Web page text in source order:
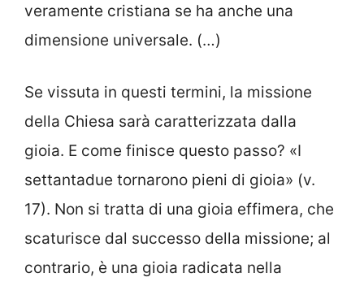
veramente cristiana se ha anche una
dimensione universale. (…)
Se vissuta in questi termini, la missione
della Chiesa sarà caratterizzata dalla
gioia. E come finisce questo passo? «I
settantadue tornarono pieni di gioia» (v.
17). Non si tratta di una gioia effimera, che
scaturisce dal successo della missione; al
contrario, è una gioia radicata nella